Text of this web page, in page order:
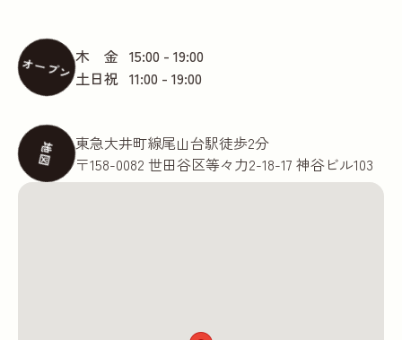
オープン木 金 15:00 - 19:00
土日祝 11:00 - 19:00
地図
東急大井町線尾山台駅徒歩2分
〒158-0082 世田谷区等々力2-18-17 神谷ビル103